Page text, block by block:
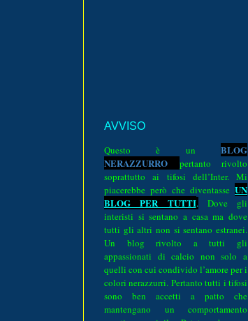
AVVISO
Questo è un BLOG
NERAZZURRO pertanto rivolto
soprattutto ai tifosi dell’Inter. Mi
piacerebbe però che diventasse UN
BLOG PER TUTTI.
Dove gli
interisti si sentano a casa ma dove
tutti gli altri non si sentano estranei.
Un blog rivolto a tutti gli
appassionati di calcio non solo a
quelli con cui condivido l’amore per i
colori nerazzurri. Pertanto tutti i tifosi
sono ben accetti a patto che
mantengano un comportamento